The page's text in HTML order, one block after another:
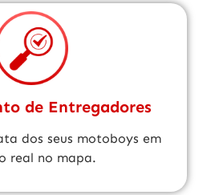
de Entregadores
dos seus motoboys em
real no mapa.